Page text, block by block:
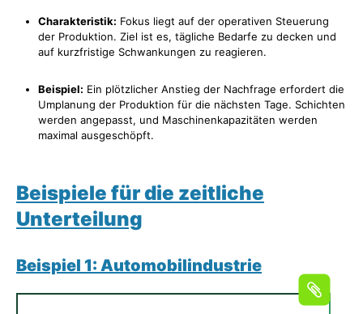
Charakteristik: Fokus liegt auf der operativen Steuerung
der Produktion. Ziel ist es, tägliche Bedarfe zu decken und
auf kurzfristige Schwankungen zu reagieren.
Beispiel: Ein plötzlicher Anstieg der Nachfrage erfordert die
Umplanung der Produktion für die nächsten Tage. Schichten
werden angepasst, und Maschinenkapazitäten werden
maximal ausgeschöpft.
Beispiele für die zeitliche
Unterteilung
Beispiel 1: Automobilindustrie